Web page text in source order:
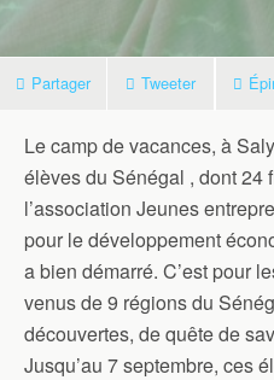
Partager Tweeter
Le camp de vacances, à
élèves du Sénégal , dont 24
l’association Jeunes
pour le développement
a bien démarré. C’est pour
venus de 9 régions du
découvertes, de quête de
Jusqu’au 7 septembre, ces